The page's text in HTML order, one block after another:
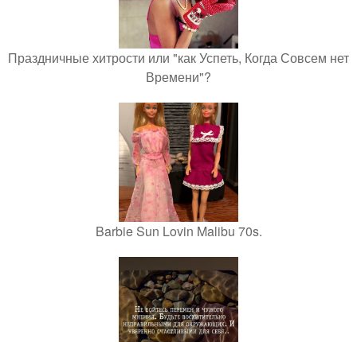
Праздничные хитрости или "как Успеть, Когда Совсем нет
Времени"?
Barbie Sun Lovin Malibu 70s.